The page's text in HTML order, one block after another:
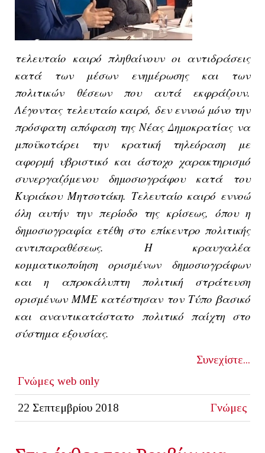
τελευταίο καιρό πληθαίνουν οι αντιδράσεις
κατά των μέσων ενημέρωσης και των
πολιτικών θέσεων που αυτά εκφράζουν.
Λέγοντας τελευταίο καιρό, δεν εννοώ μόνο την
πρόσφατη απόφαση της Νέας Δημοκρατίας να
μποϋκοτάρει την κρατική τηλεόραση με
αφορμή υβριστικό και άστοχο χαρακτηρισμό
συνεργαζόμενου δημοσιογράφου κατά του
Κυριάκου Μητσοτάκη. Τελευταίο καιρό εννοώ
όλη αυτήν την περίοδο της κρίσεως, όπου η
δημοσιογραφία ετέθη στο επίκεντρο πολιτικής
αντιπαραθέσεως. Η κραυγαλέα
κομματικοποίηση ορισμένων δημοσιογράφων
και η απροκάλυπτη πολιτική στράτευση
ορισμένων ΜΜΕ κατέστησαν τον Τύπο βασικό
και αναντικατάστατο πολιτικό παίχτη στο
σύστημα εξουσίας.
Συνεχίστε...
Γνώμες web only
22 Σεπτεμβρίου 2018 Γνώμες